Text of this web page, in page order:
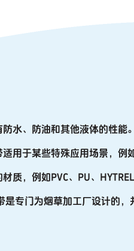
水、防油和其他液体的性能
用于某些特殊应用场景，例
质，例如PVC、PU、HYTREL
是专门为烟草加工厂设计的